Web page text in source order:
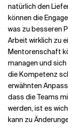
natürlich den
können die
was zu besseren
Arbeit wirklich zu
Mentorenschaft
managen und
die Kompetenz
erwähnten
dass die Teams
werden, ist es
kann zu